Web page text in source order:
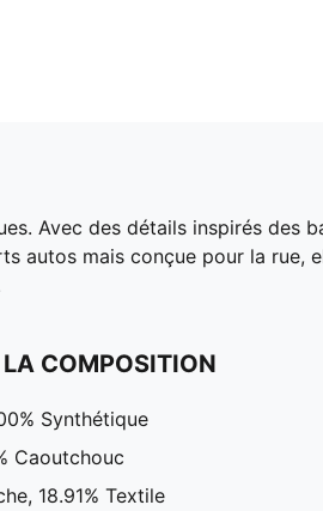
Avec des détails inspirés des
autos mais conçue pour la rue,
COMPOSITION
Synthétique
Caoutchouc
18.91% Textile